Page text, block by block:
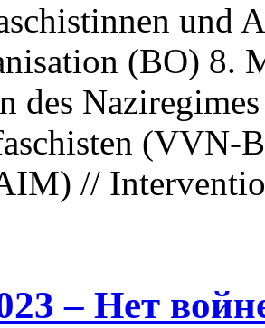
und
(BO) 8.
des
(VVN-
//
– Нет